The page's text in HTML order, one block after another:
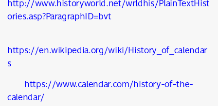
http://www.historyworld.net/wrldhis/PlainTextHist
ories.asp?ParagraphID=bvt
https://en.wikipedia.org/wiki/History_of_calendar
s
https://www.calendar.com/history-of-the-
calendar/